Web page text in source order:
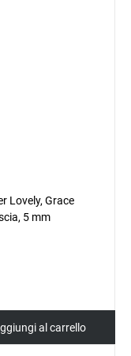
Lovely, Grace
5 mm
al carrello